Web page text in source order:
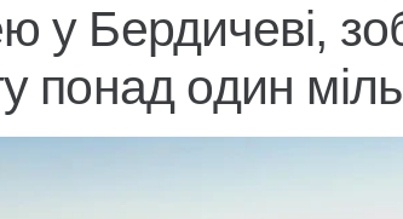
у Бердичеві,
понад один